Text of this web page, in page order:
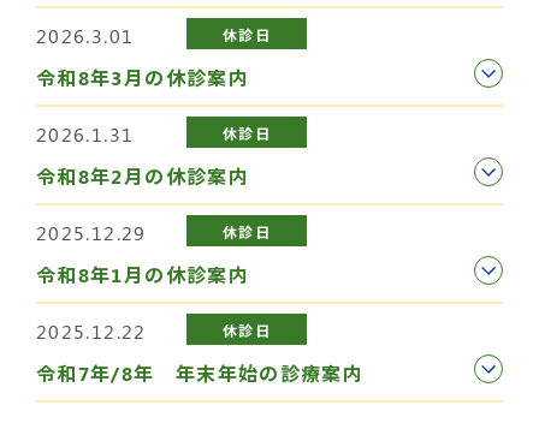
2026.3.01 休診日
令和8年3月の休診案内
2026.1.31 休診日
令和8年2月の休診案内
2025.12.29 休診日
令和8年1月の休診案内
2025.12.22 休診日
令和7年/8年 年末年始の診療案内